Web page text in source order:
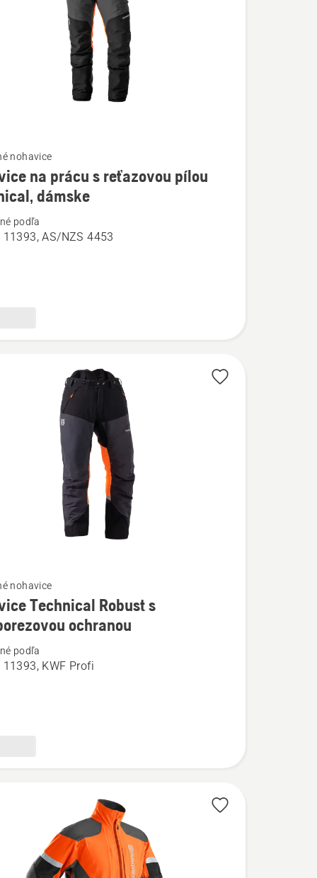
nohavice
na prácu s reťazovou pílou
dámske
podľa
11393, AS/NZS 4453
nohavice
Technical Robust s
ochranou
podľa
11393, KWF Profi